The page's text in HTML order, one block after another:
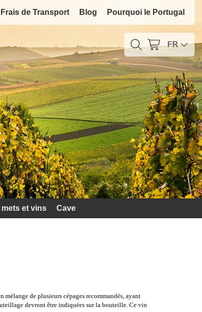
Frais de Transport Blog Pourquoi le Portugal
FR
et vins Cave
mélange de plusieurs cépages recommandés, ayant
devront être indiquées sur la bouteille. Ce vin